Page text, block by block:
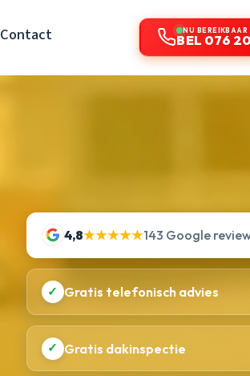
Contact NU BEREIKBAAR
BEL 076
4,8★★★★★143 Google
✓ Gratis telefonisch advies
✓ Gratis dakinspectie